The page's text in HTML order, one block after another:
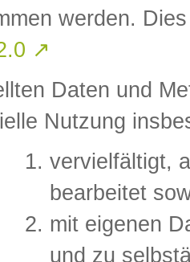
werden.
↗
Daten und
Nutzung
vervielfältigt,
bearbeitet
mit eigenen
und zu